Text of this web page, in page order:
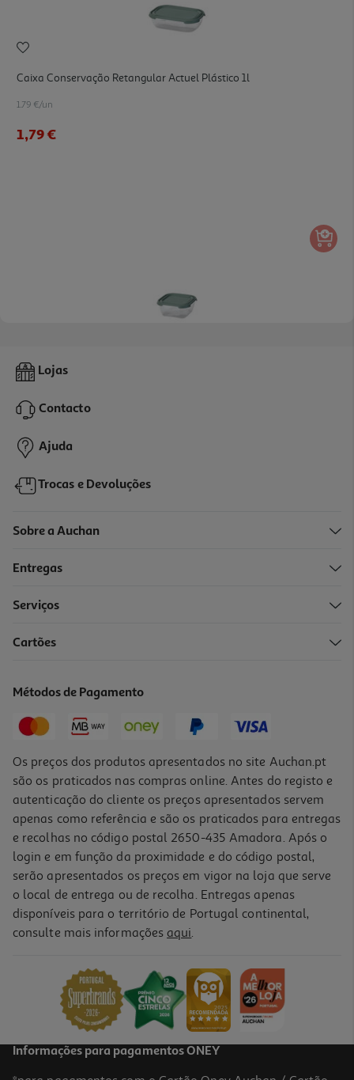
Caixa Conservação Retangular Actuel Plástico 1l
1.79 €/un
1,79 €
Caixa Conservação Quadrada Actuel Plástico 1.2l
1,99 €
Caixa Conservação Actuel Plástico 0.25l
Lojas
Contacto
Ajuda
Trocas e Devoluções
Sobre a Auchan
Entregas
Serviços
Cartões
Métodos de Pagamento
Os preços dos produtos apresentados no site Auchan.pt
são os praticados nas compras online. Antes do registo e
autenticação do cliente os preços apresentados servem
apenas como referência e são os praticados para entregas
e recolhas no código postal 2650-435 Amadora. Após o
login e em função da proximidade e do código postal,
serão apresentados os preços em vigor na loja que serve
o local de entrega ou de recolha. Entregas apenas
disponíveis para o território de Portugal continental,
consulte mais informações aqui.
Informações para pagamentos ONEY